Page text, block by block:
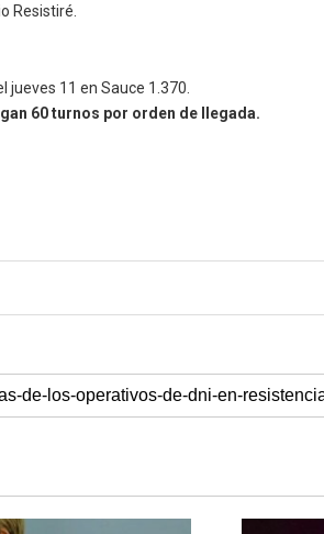
Resistiré.
11 en Sauce 1.370.
60 turnos por orden de llegada.